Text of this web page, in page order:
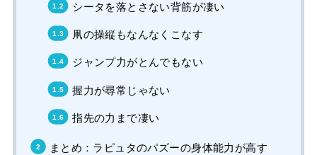
シータを落とさない背筋が凄い
凧の操縦もなんなくこなす
ジャンプ力がとんでもない
握力が尋常じゃない
指先の力まで凄い
まとめ：ラピュタのパズーの身体能力が高す